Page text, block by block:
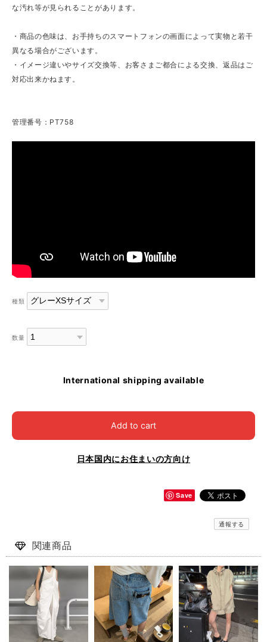
な汚れ等が見られることがあります。
・商品の色味は、お手持ちのスマートフォンの画面によって実物と若干
異なる場合がございます。
・イメージ違いやサイズ交換等、お客さまご都合による交換、返品はご
対応出来かねます。
管理番号：PT758
種類
数量
International shipping available
Add to cart
日本国内にお住まいの方向け
Save
通報する
関連商品